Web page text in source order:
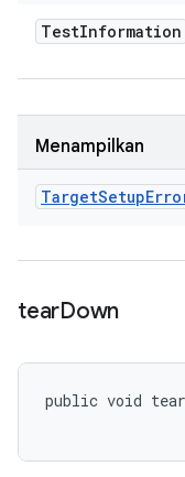
TestInformation
Menampilkan
TargetSetup
tearDown
public void